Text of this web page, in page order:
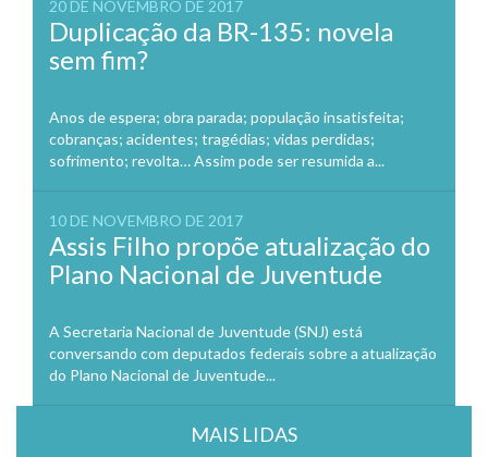
20 DE NOVEMBRO DE 2017
Duplicação da BR-135: novela
sem fim?
Anos de espera; obra parada; população insatisfeita;
cobranças; acidentes; tragédias; vidas perdidas;
sofrimento; revolta… Assim pode ser resumida a...
10 DE NOVEMBRO DE 2017
Assis Filho propõe atualização do
Plano Nacional de Juventude
A Secretaria Nacional de Juventude (SNJ) está
conversando com deputados federais sobre a atualização
do Plano Nacional de Juventude...
MAIS LIDAS